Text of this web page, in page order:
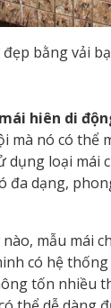
bằng vải
mái hiên di
mà nó có thể
loại mái
đa dạng,
mẫu mái
có hệ
tốn nhiều